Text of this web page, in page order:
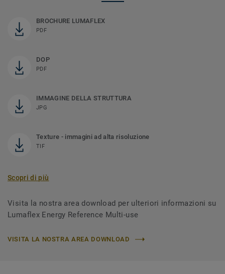
BROCHURE LUMAFLEX
PDF
DOP
PDF
IMMAGINE DELLA STRUTTURA
JPG
Texture - immagini ad alta risoluzione
TIF
Scopri di più
Visita la nostra area download per ulteriori informazioni su
Lumaflex Energy Reference Multi-use
VISITA LA NOSTRA AREA DOWNLOAD